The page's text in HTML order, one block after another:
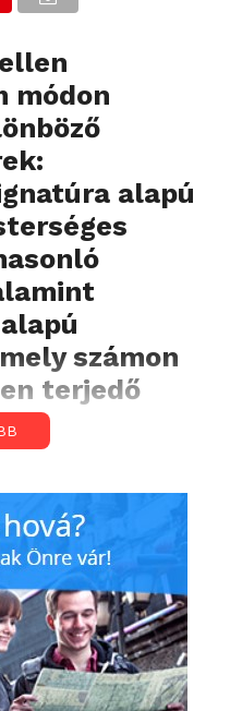
módon
alapú
számon
terjedő
az, hogy a Petya és
nem látott, világméretű
el – azonban azt
védelmi
felvenni a harcot
ezelőtt olyan